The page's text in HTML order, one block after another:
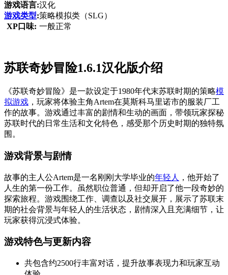
游戏语言:汉化
游戏类型:策略模拟类（SLG）
XP口味: 一般正常
苏联奇妙冒险1.6.1汉化版介绍
《苏联奇妙冒险》是一款设定于1980年代末苏联时期的策略模
拟游戏 ，玩家将体验主角Artem在莫斯科马里诺市的服装厂工
作的故事。游戏通过丰富的剧情和生动的画面，带领玩家探秘
苏联时代的日常生活和文化特色，感受那个历史时期的独特氛
围。
游戏背景与剧情
故事的主人公Artem是一名刚刚大学毕业的年轻人
，他开始了
人生的第一份工作。虽然职位普通，但却开启了他一段奇妙的
探索旅程。游戏围绕工作、调查以及社交展开，展示了苏联末
期的社会背景与年轻人的生活状态，剧情深入且充满细节，让
玩家获得沉浸式体验。
游戏特色与更新内容
共包含约2500行丰富对话，提升故事表现力和玩家互动